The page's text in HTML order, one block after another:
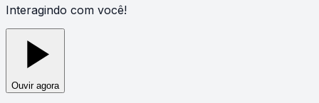
Interagindo com você!
Ouvir agora